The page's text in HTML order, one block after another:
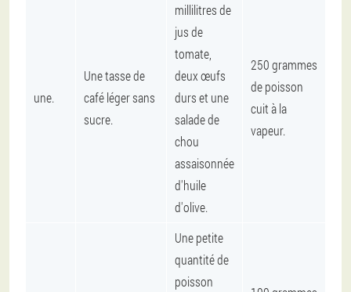
une.
Une tasse de
café léger sans
sucre.
millilitres de
jus de
tomate,
deux œufs
durs et une
salade de
chou
assaisonnée
d'huile
d'olive.
250 grammes
de poisson
cuit à la
vapeur.
Une petite
quantité de
poisson